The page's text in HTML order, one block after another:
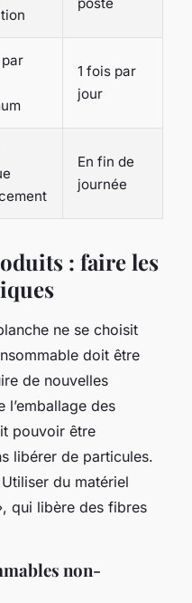
1 fois par
jour
En fin de
journée
: faire les
ne se choisit
doit être
de nouvelles
l’emballage des
pouvoir être
libérer de particules.
du matériel
qui libère des fibres
non-